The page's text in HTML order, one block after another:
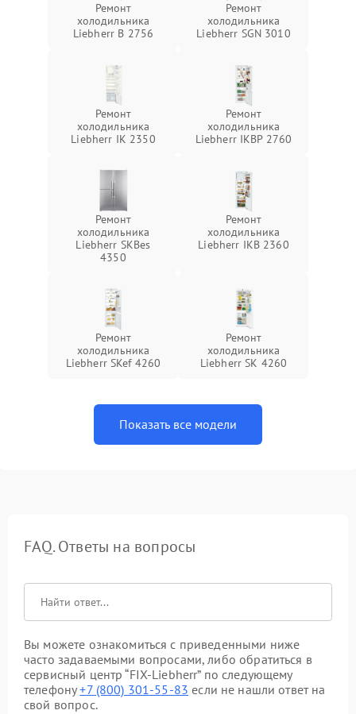
Ремонт
холодильника
Liebherr B 2756
Ремонт
холодильника
Liebherr SGN 3010
Ремонт
холодильника
Liebherr IK 2350
Ремонт
холодильника
Liebherr IKBP 2760
Ремонт
холодильника
Liebherr SKBes
4350
Ремонт
холодильника
Liebherr IKB 2360
Ремонт
холодильника
Liebherr SKef 4260
Ремонт
холодильника
Liebherr SK 4260
Показать все модели
FAQ. Ответы на вопросы
Вы можете ознакомиться с приведенными ниже
часто задаваемыми вопросами, либо обратиться в
сервисный центр “FIX-Liebherr” по следующему
телефону+7 (800) 301-55-83 если не нашли ответ на
свой вопрос.